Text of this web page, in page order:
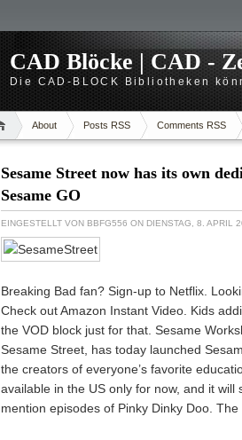
CAD Blöcke | CAD -
Die CAD-BLOCK Bibliotheken
About Posts RSS Comments RSS
Sesame Street now has its own
Sesame GO
EINGESTELLT VON BBFG556 ON DIENSTAG, 8. APRIL
Breaking Bad fan? Sign-up to Netflix.
Check out Amazon Instant Video. Kids
the VOD block just for that. Sesame
Sesame Street, has today launched
the creators of everyone’s favorite
available in the US only for now, and it
mention episodes of Pinky Dinky Doo.